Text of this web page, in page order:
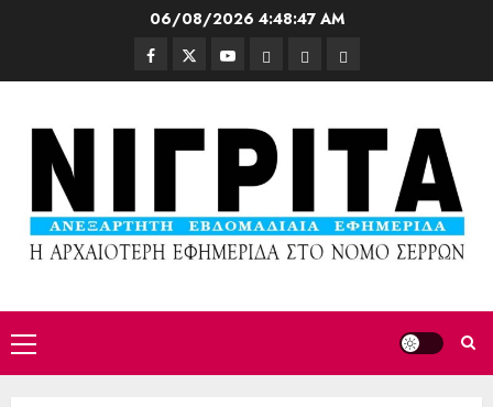
06/08/2026 4:48:49 AM